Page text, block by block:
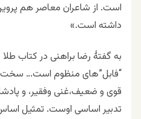
است. از شاعران معاصر هم
داشته است.»
به گفتۀ رضا براهنی در کتاب
“فابل”های منظوم است… سخت
قوی و ضعیف،غنی وفقیر، و
تدبیر اساسی اوست. تمثیل